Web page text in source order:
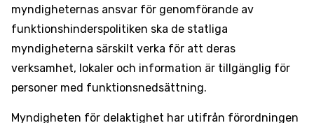
myndigheternas ansvar för genomförande av
funktionshinderspolitiken ska de statliga
myndigheterna särskilt verka för att deras
verksamhet, lokaler och information är tillgänglig för
personer med funktionsnedsättning.
Myndigheten för delaktighet har utifrån förordningen